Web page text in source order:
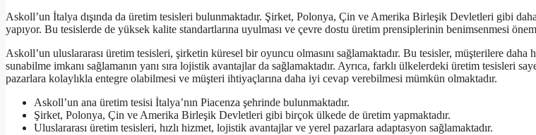
Askoll’un İtalya dışında da üretim tesisleri bulunmaktadır. Şirket, Polonya, Çin ve Amerika Birleşik Devletleri gibi
yapıyor. Bu tesislerde de yüksek kalite standartlarına uyulması ve çevre dostu üretim prensiplerinin benimsenmesi
Askoll’un uluslararası üretim tesisleri, şirketin küresel bir oyuncu olmasını sağlamaktadır. Bu tesisler, müşterilere daha
sunabilme imkanı sağlamanın yanı sıra lojistik avantajlar da sağlamaktadır. Ayrıca, farklı ülkelerdeki üretim tesisleri
pazarlara kolaylıkla entegre olabilmesi ve müşteri ihtiyaçlarına daha iyi cevap verebilmesi mümkün olmaktadır.
Askoll’un ana üretim tesisi İtalya’nın Piacenza şehrinde bulunmaktadır.
Şirket, Polonya, Çin ve Amerika Birleşik Devletleri gibi birçok ülkede de üretim yapmaktadır.
Uluslararası üretim tesisleri, hızlı hizmet, lojistik avantajlar ve yerel pazarlara adaptasyon sağlamaktadır.